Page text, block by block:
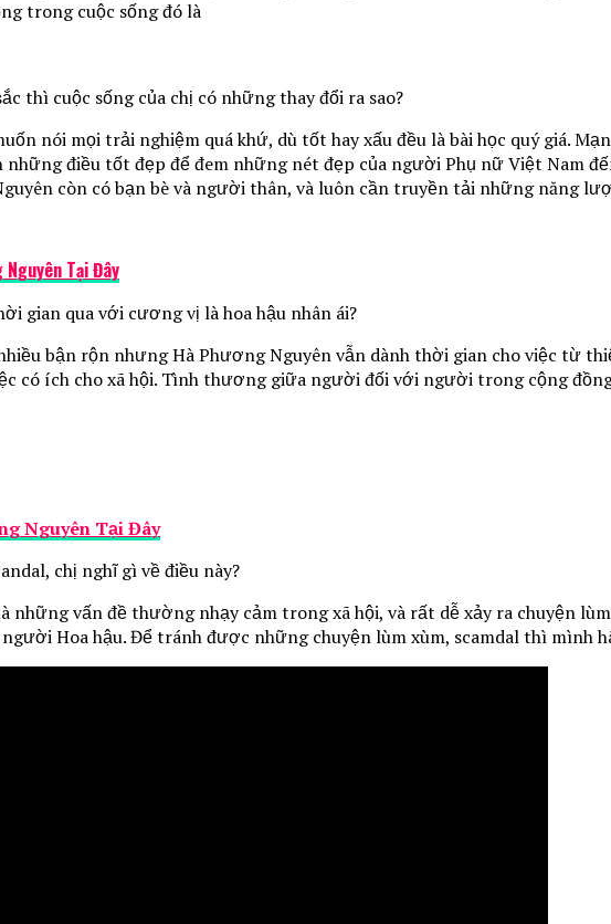
trong cuộc sống đó là
thì cuộc sống của chị có những thay đổi ra sao?
nói mọi trải nghiệm quá khứ, dù tốt hay xấu đều là bài học quý giá.
điều tốt đẹp để đem những nét đẹp của người Phụ nữ Việt Nam
còn có bạn bè và người thân, và luôn cần truyền tải những năng
Nguyên Tại Đây
gian qua với cương vị là hoa hậu nhân ái?
bận rộn nhưng Hà Phương Nguyên vẫn dành thời gian cho việc từ
có ích cho xã hội. Tình thương giữa người đối với người trong cộng
Nguyên Tại Đây
chị nghĩ gì về điều này?
những vấn đề thường nhạy cảm trong xã hội, và rất dễ xảy ra chuyện
Hoa hậu. Để tránh được những chuyện lùm xùm, scamdal thì mình